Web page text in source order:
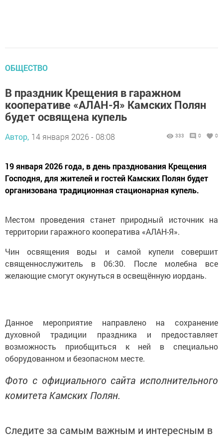
ОБЩЕСТВО
В праздник Крещения в гаражном
кооперативе «АЛАН-Я» Камских Полян
будет освящена купель
Автор, 14 января 2026 - 08:08 333 0 0
19 января 2026 года, в день празднования Крещения
Господня, для жителей и гостей Камских Полян будет
организована традиционная стационарная купель.
Местом проведения станет природный источник на
территории гаражного кооператива «АЛАН-Я».
Чин освящения воды и самой купели совершит
священнослужитель в 06:30. После молебна все
желающие смогут окунуться в освещённую иордань.
Данное мероприятие направлено на сохранение
духовной традиции праздника и предоставляет
возможность приобщиться к ней в специально
оборудованном и безопасном месте.
Фото с официального сайта исполнительного
комитета Камских Полян.
Следите за самым важным и интересным в